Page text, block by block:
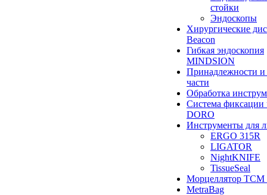
стойки
Эндоскопы
Хирургические
Beacon
Гибкая эндоскопия
MINDSION
Принадлежности и
части
Обработка
Система фиксации
DORO
Инструменты для
ERGO 315R
LIGATOR
NightKNIFE
TissueSeal
Морцеллятор ТСМ
MetraBag